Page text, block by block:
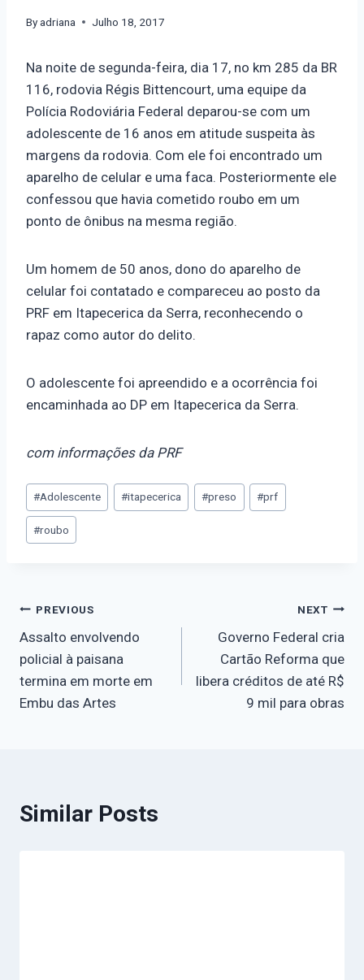
Byadriana Julho 18, 2017
Na noite de segunda-feira, dia 17, no km 285 da BR
116, rodovia Régis Bittencourt, uma equipe da
Polícia Rodoviária Federal deparou-se com um
adolescente de 16 anos em atitude suspeita às
margens da rodovia. Com ele foi encontrado um
aparelho de celular e uma faca. Posteriormente ele
confessou que havia cometido roubo em um
ponto de ônibus na mesma região.
Um homem de 50 anos, dono do aparelho de
celular foi contatado e compareceu ao posto da
PRF em Itapecerica da Serra, reconhecendo o
rapaz como autor do delito.
O adolescente foi apreendido e a ocorrência foi
encaminhada ao DP em Itapecerica da Serra.
com informações da PRF
#Adolescente #itapecerica #preso #prf
#roubo
PREVIOUS
Assalto envolvendo
policial à paisana
termina em morte em
Embu das Artes
NEXT
Governo Federal cria
Cartão Reforma que
libera créditos de até R$
9 mil para obras
Similar Posts